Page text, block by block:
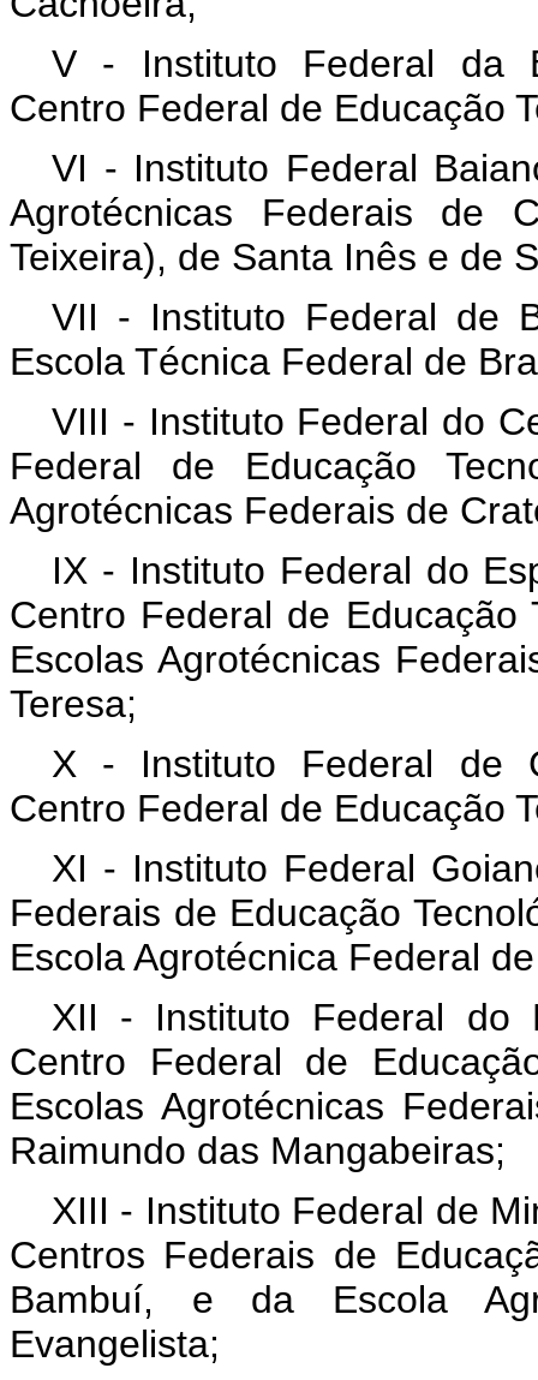
V - Instituto Federal da
Centro Federal de Educação
VI - Instituto Federal
Agrotécnicas Federais de
Teixeira), de Santa Inês e de
VII - Instituto Federal de
Escola Técnica Federal de
VIII - Instituto Federal do
Federal de Educação
Agrotécnicas Federais de
IX - Instituto Federal do
Centro Federal de
Escolas Agrotécnicas
Teresa;
X - Instituto Federal de
Centro Federal de Educação
XI - Instituto Federal
Federais de Educação
Escola Agrotécnica Federal
XII - Instituto Federal do
Centro Federal de
Escolas Agrotécnicas
Raimundo das Mangabeiras;
XIII - Instituto Federal de
Centros Federais de
Bambuí, e da Escola
Evangelista;